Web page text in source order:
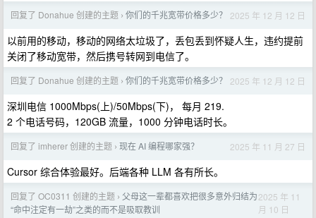
回复了 Donahue 创建的主题 › 你们的千兆宽带价格多少？ 2025 年 12 月 12 日
以前用的移动，移动的网络太垃圾了，丢包丢到怀疑人生，违约提前
关闭了移动宽带，然后携号转网到电信了。
回复了 Donahue 创建的主题 › 你们的千兆宽带价格多少？ 2025 年 12 月 12 日
深圳电信 1000Mbps(上)/50Mbps(下)， 每月 219.
2 个电话号码，120GB 流量，1000 分钟电话时长。
回复了 imherer 创建的主题 › 现在 AI 编程哪家强？ 2025 年 11 月 27 日
Cursor 综合体验最好。后端各种 LLM 各有所长。
回复了 OC0311 创建的主题 › 父母这一辈都喜欢把很多意外归结为
“命中注定有一劫”之类的而不是吸取教训
2025 年 11
月 10 日